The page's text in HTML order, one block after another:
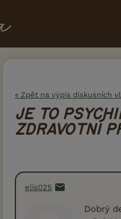
« Zpět na výpis diskusních
JE TO
ZDRAVOTNÍ
elis025
Dobrý